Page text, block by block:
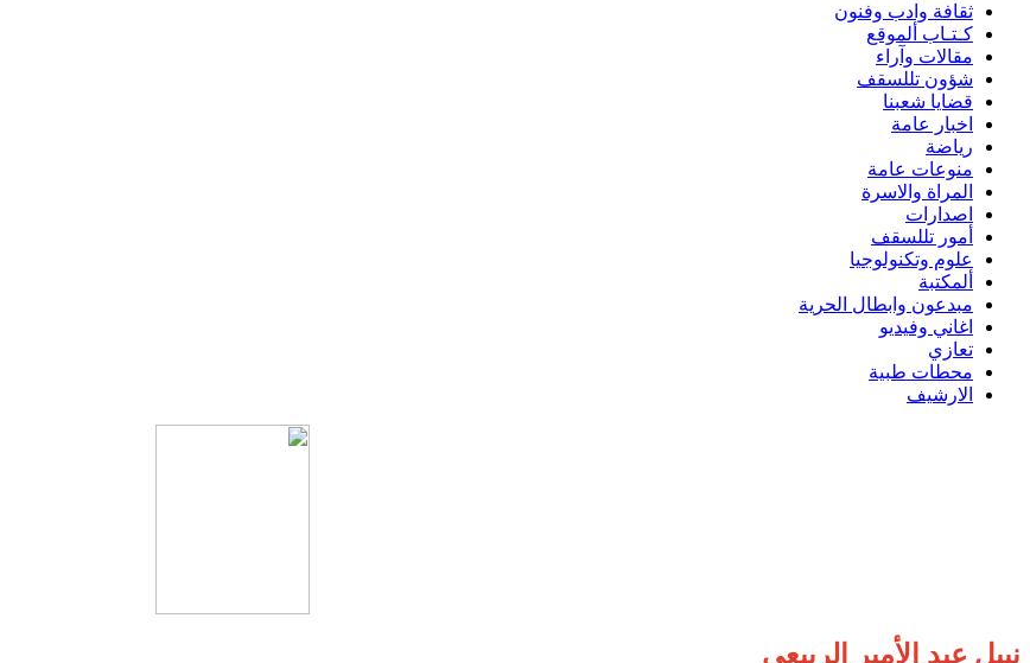
ثقافة وادب وفنون
كـتـاب ألموقع
مقالات وآراء
شؤون تللسقف
قضايا شعبنا
اخبار عامة
رياضة
منوعات عامة
المراة والاسرة
اصدارات
أمور تللسقف
علوم وتكنولوجيا
ألمكتبة
مبدعون وابطال الحرية
اغاني وفيديو
تعازي
محطات طبية
الارشيف
نبيل عبد الأمير الربيعي